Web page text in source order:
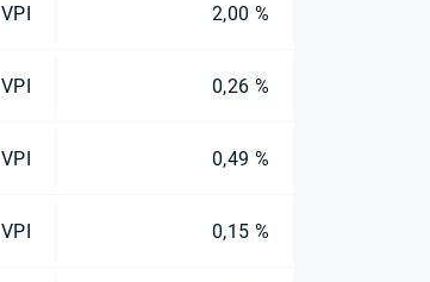
VPI 2,00 %
VPI 0,26 %
VPI 0,49 %
VPI 0,15 %